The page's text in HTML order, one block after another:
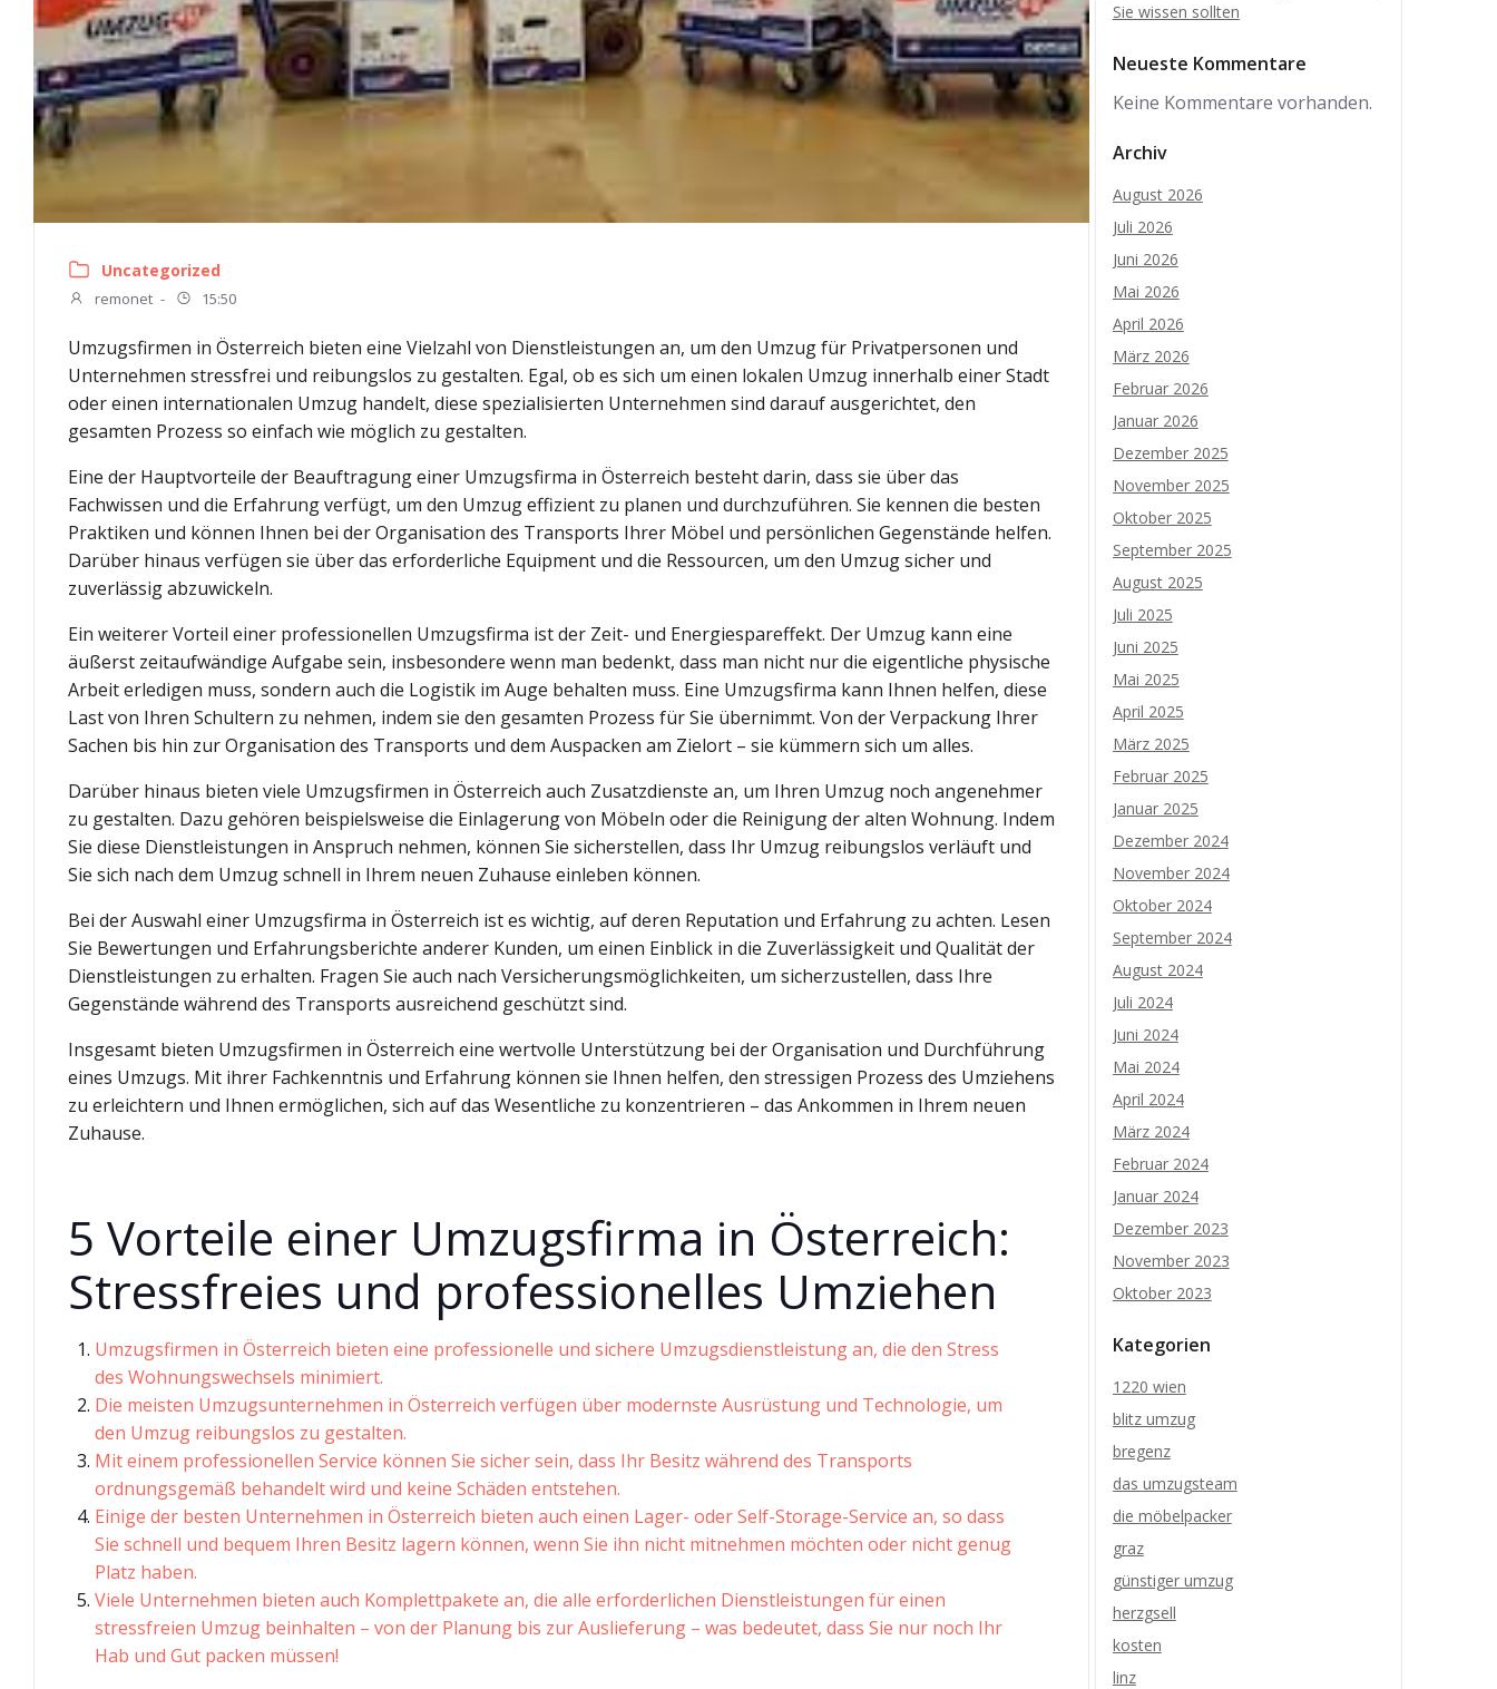
Uncategorized
remonet - 15:50
Umzugsfirmen in Österreich bieten eine Vielzahl von Dienstleistungen an, um den Umzug für Privatpersonen und
Unternehmen stressfrei und reibungslos zu gestalten. Egal, ob es sich um einen lokalen Umzug innerhalb einer Stadt
oder einen internationalen Umzug handelt, diese spezialisierten Unternehmen sind darauf ausgerichtet, den
gesamten Prozess so einfach wie möglich zu gestalten.
Eine der Hauptvorteile der Beauftragung einer Umzugsfirma in Österreich besteht darin, dass sie über das
Fachwissen und die Erfahrung verfügt, um den Umzug effizient zu planen und durchzuführen. Sie kennen die besten
Praktiken und können Ihnen bei der Organisation des Transports Ihrer Möbel und persönlichen Gegenstände helfen.
Darüber hinaus verfügen sie über das erforderliche Equipment und die Ressourcen, um den Umzug sicher und
zuverlässig abzuwickeln.
Ein weiterer Vorteil einer professionellen Umzugsfirma ist der Zeit- und Energiespareffekt. Der Umzug kann eine
äußerst zeitaufwändige Aufgabe sein, insbesondere wenn man bedenkt, dass man nicht nur die eigentliche physische
Arbeit erledigen muss, sondern auch die Logistik im Auge behalten muss. Eine Umzugsfirma kann Ihnen helfen, diese
Last von Ihren Schultern zu nehmen, indem sie den gesamten Prozess für Sie übernimmt. Von der Verpackung Ihrer
Sachen bis hin zur Organisation des Transports und dem Auspacken am Zielort – sie kümmern sich um alles.
Darüber hinaus bieten viele Umzugsfirmen in Österreich auch Zusatzdienste an, um Ihren Umzug noch angenehmer
zu gestalten. Dazu gehören beispielsweise die Einlagerung von Möbeln oder die Reinigung der alten Wohnung. Indem
Sie diese Dienstleistungen in Anspruch nehmen, können Sie sicherstellen, dass Ihr Umzug reibungslos verläuft und
Sie sich nach dem Umzug schnell in Ihrem neuen Zuhause einleben können.
Bei der Auswahl einer Umzugsfirma in Österreich ist es wichtig, auf deren Reputation und Erfahrung zu achten. Lesen
Sie Bewertungen und Erfahrungsberichte anderer Kunden, um einen Einblick in die Zuverlässigkeit und Qualität der
Dienstleistungen zu erhalten. Fragen Sie auch nach Versicherungsmöglichkeiten, um sicherzustellen, dass Ihre
Gegenstände während des Transports ausreichend geschützt sind.
Insgesamt bieten Umzugsfirmen in Österreich eine wertvolle Unterstützung bei der Organisation und Durchführung
eines Umzugs. Mit ihrer Fachkenntnis und Erfahrung können sie Ihnen helfen, den stressigen Prozess des Umziehens
zu erleichtern und Ihnen ermöglichen, sich auf das Wesentliche zu konzentrieren – das Ankommen in Ihrem neuen
Zuhause.
5 Vorteile einer Umzugsfirma in Österreich:
Stressfreies und professionelles Umziehen
Umzugsfirmen in Österreich bieten eine professionelle und sichere Umzugsdienstleistung an, die den Stress
des Wohnungswechsels minimiert.
Die meisten Umzugsunternehmen in Österreich verfügen über modernste Ausrüstung und Technologie, um
den Umzug reibungslos zu gestalten.
Mit einem professionellen Service können Sie sicher sein, dass Ihr Besitz während des Transports
ordnungsgemäß behandelt wird und keine Schäden entstehen.
Einige der besten Unternehmen in Österreich bieten auch einen Lager- oder Self-Storage-Service an, so dass
Sie schnell und bequem Ihren Besitz lagern können, wenn Sie ihn nicht mitnehmen möchten oder nicht genug
Platz haben.
Viele Unternehmen bieten auch Komplettpakete an, die alle erforderlichen Dienstleistungen für einen
stressfreien Umzug beinhalten – von der Planung bis zur Auslieferung – was bedeutet, dass Sie nur noch Ihr
Hab und Gut packen müssen!
Sie wissen sollten
Neueste Kommentare
Keine Kommentare vorhanden.
Archiv
August 2026
Juli 2026
Juni 2026
Mai 2026
April 2026
März 2026
Februar 2026
Januar 2026
Dezember 2025
November 2025
Oktober 2025
September 2025
August 2025
Juli 2025
Juni 2025
Mai 2025
April 2025
März 2025
Februar 2025
Januar 2025
Dezember 2024
November 2024
Oktober 2024
September 2024
August 2024
Juli 2024
Juni 2024
Mai 2024
April 2024
März 2024
Februar 2024
Januar 2024
Dezember 2023
November 2023
Oktober 2023
Kategorien
1220 wien
blitz umzug
bregenz
das umzugsteam
die möbelpacker
graz
günstiger umzug
herzgsell
kosten
linz